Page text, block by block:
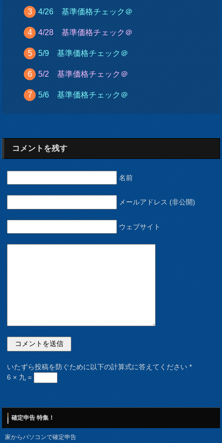
4/26 基準価格チェック＠
4/28 基準価格チェック＠
5/9 基準価格チェック＠
5/2 基準価格チェック＠
5/6 基準価格チェック＠
コメントを残す
名前
メールアドレス (非公開)
ウェブサイト
いたずら投稿を防ぐために以下の計算式に答えてください*
6 × 九 =
確定申告 特集！
家からパソコンで確定申告